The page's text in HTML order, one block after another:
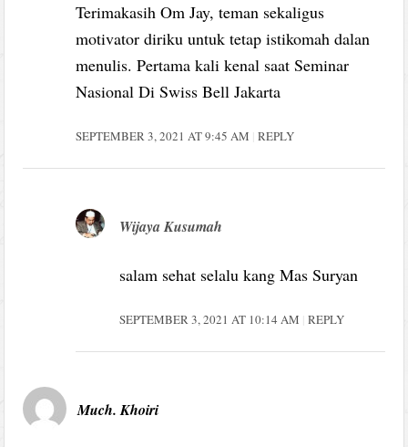
Terimakasih Om Jay, teman sekaligus
motivator diriku untuk tetap istikomah dalan
menulis. Pertama kali kenal saat Seminar
Nasional Di Swiss Bell Jakarta
SEPTEMBER 3, 2021 AT 9:45 AM REPLY
Wijaya Kusumah
salam sehat selalu kang Mas Suryan
SEPTEMBER 3, 2021 AT 10:14 AM REPLY
Much. Khoiri